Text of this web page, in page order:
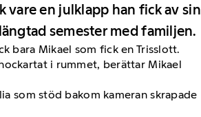
vare en julklapp han fick av sin
semester med familjen.
bara Mikael som fick en Trisslott.
i rummet, berättar Mikael
som stöd bakom kameran skrapade